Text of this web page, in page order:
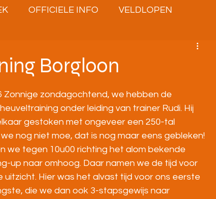
OFFICIELE INFO VELDLOPEN
Borgloon
Zonnige zondagochtend, we hebben de
onder leiding van trainer Rudi. Hij
gestoken met ongeveer een 250-tal
nog niet moe, dat is nog maar eens gebleken!
we tegen 10u00 richting het alom bekende
up naar omhoog. Daar namen we de tijd voor
Hier was het alvast tijd voor ons eerste
die we dan ook 3-stapsgewijs naar